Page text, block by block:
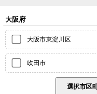
大阪府
大阪市東淀川区
吹田市